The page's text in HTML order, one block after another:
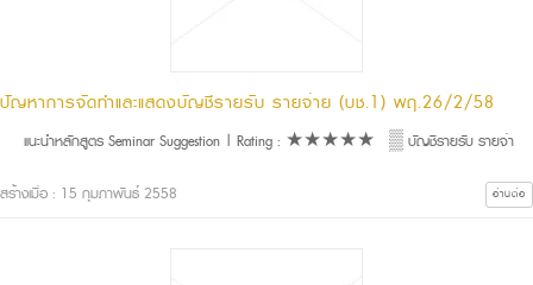
ปัญหาการจัดทำและแสดงบัญชีรายรับ รายจ่าย (บช.1) พฤ.26/2/58
แนะนำหลักสูตร Seminar Suggestion | Rating : ★★★★★ ▒ บัญชีรายรับ รายจ่า
สร้างเมื่อ : 15 กุมภาพันธ์ 2558 อ่านต่อ